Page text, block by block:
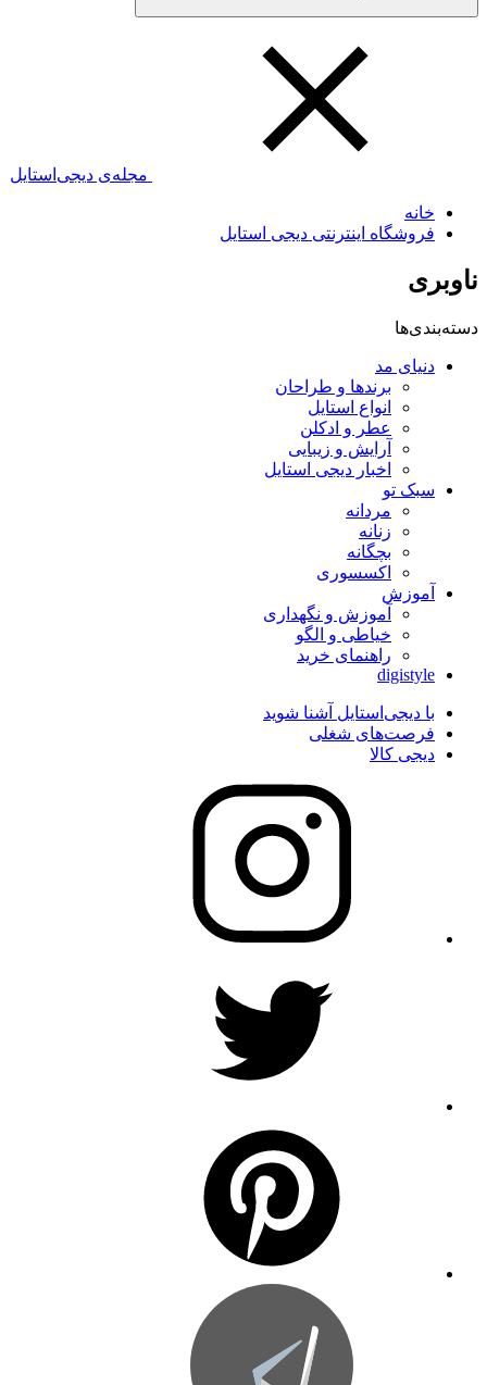
مجله‌ی دیجی‌استایل
خانه
فروشگاه اینترنتی دیجی استایل
ناوبری
دسته‌بندی‌ها
دنیای مد
برندها و طراحان
انواع استایل
عطر و ادکلن
آرایش و زیبایی
اخبار دیجی استایل
سبک تو
مردانه
زنانه
بچگانه
اکسسوری
آموزش
آموزش و نگهداری
خیاطی و الگو
راهنمای خرید
digistyle
با دیجی‌استایل آشنا شوید
فرصت‌های شغلی
دیجی کالا